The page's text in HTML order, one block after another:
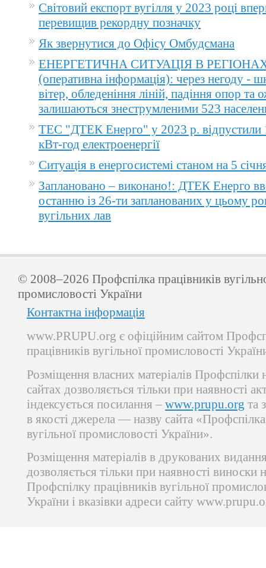
Світовий експорт вугілля у 2023 році
перевищив рекордну позначку
Як звернутися до Офісу Омбудсмана
ЕНЕРГЕТИЧНА СИТУАЦІЯ В
(оперативна інформація): через негоду -
вітер, обледеніння ліній, падіння опор та
залишаються знеструмленими 523
ТЕС "ДТЕК Енерго" у 2023 р. відпустили
кВт-год електроенергії
Ситуація в енергосистемі станом на 5
Заплановано – виконано!: ДТЕК Енерго
останню із 26-ти запланованих у цьому
вугільних лав
© 2008–2026 Профспілка працівників
промисловості України
Контактна інформація
www.PRUPU.org є офіційним сайтом
працівників вугільної промисловості
Розміщення власних матеріалів Профспілки
сайтах дозволяється тільки при наявності
індексується посилання – www.prupu.org та
в якості джерела — назву сайта «Профспілка
вугільної промисловості України».
Розміщення матеріалів в друкованих
дозволяється тільки при наявності виноски
Профспілку працівників вугільної
України і вказівки адреси сайту